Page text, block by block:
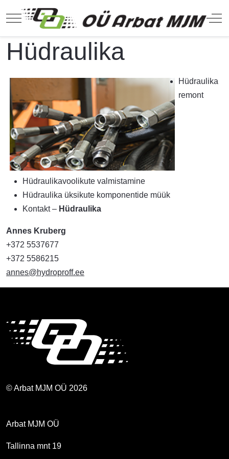
Mobile Menu Toggle Off-
Hüdraulika
Hüdraulika
remont
Hüdraulikavoolikute valmistamine
Hüdraulika üksikute komponentide müük
Kontakt – Hüdraulika
Annes Kruberg
+372 5537677
+372 5586215
annes@hydroproff.ee
© Arbat MJM OÜ 2026
Arbat MJM OÜ
Tallinna mnt 19